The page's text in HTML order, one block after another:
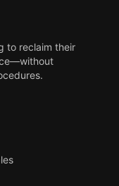
to reclaim their